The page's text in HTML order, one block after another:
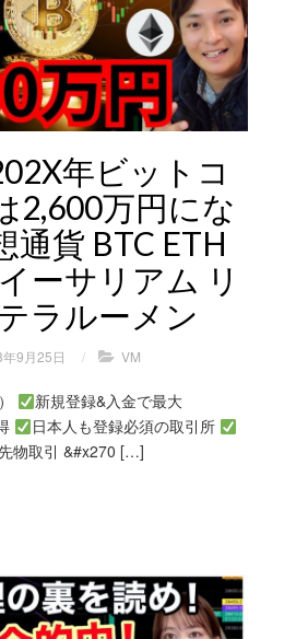
年ビットコ
2,600万円にな
貨 BTC ETH
ーサリアム リ
ラルーメン
9月25日 / VM
新規登録&入金で最大
日本人も登録必須の取引所
物取引 &#x270 […]